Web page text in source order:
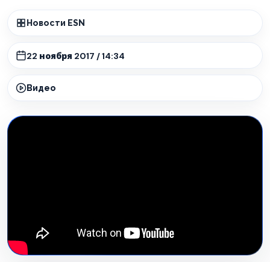
Новости ESN
22 ноября 2017 / 14:34
Видео